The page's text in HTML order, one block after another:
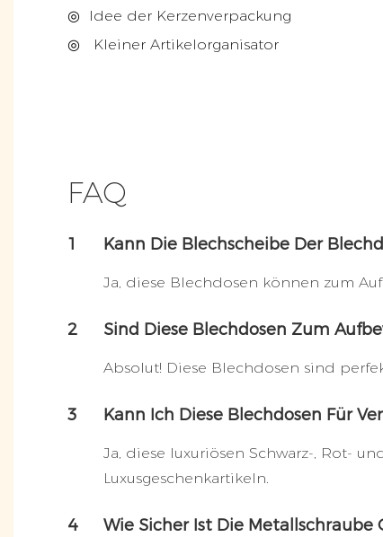
◎
Idee der Kerzenverpackung
◎
Kleiner Artikelorganisator
FAQ
1 Kann Die Blechscheibe Der
Ja, diese Blechdosen können zum
2 Sind Diese Blechdosen Zum
Absolut! Diese Blechdosen sind
3 Kann Ich Diese Blechdosen Für
Ja, diese luxuriösen Schwarz-, Rot-
Luxusgeschenkartikeln.
4 Wie Sicher Ist Die Metallschraube